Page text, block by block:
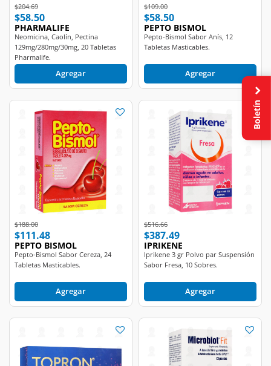
Price reduced from
$204.69to
$58.50
PHARMALIFE
Neomicina, Caolín, Pectina
129mg/280mg/30mg, 20 Tabletas
Pharmalife.
Agregar
Price reduced from
$109.00to
$58.50
PEPTO BISMOL
Pepto-Bismol Sabor Anís, 12
Tabletas Masticables.
Agregar
Price reduced from
$188.00to
$111.48
PEPTO BISMOL
Pepto-Bismol Sabor Cereza, 24
Tabletas Masticables.
Agregar
Price reduced from
$516.66to
$387.49
IPRIKENE
Iprikene 3 gr Polvo par Suspensión
Sabor Fresa, 10 Sobres.
Agregar
Boletín